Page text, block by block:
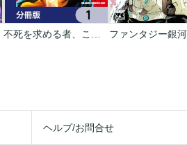
ヘルプ/お問合せ